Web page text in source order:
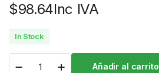
$98.64Inc IVA
In Stock
Añadir al carrito